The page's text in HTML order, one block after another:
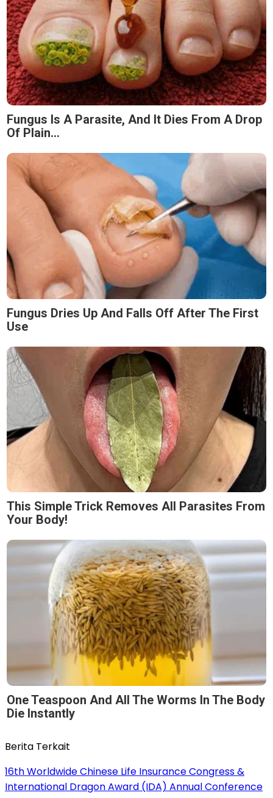
Fungus Is A Parasite, And It Dies From A Drop
Of Plain...
Fungus Dries Up And Falls Off After The First
Use
This Simple Trick Removes All Parasites From
Your Body!
One Teaspoon And All The Worms In The Body
Die Instantly
Berita Terkait
16th Worldwide Chinese Life Insurance Congress &
International Dragon Award (IDA) Annual Conference